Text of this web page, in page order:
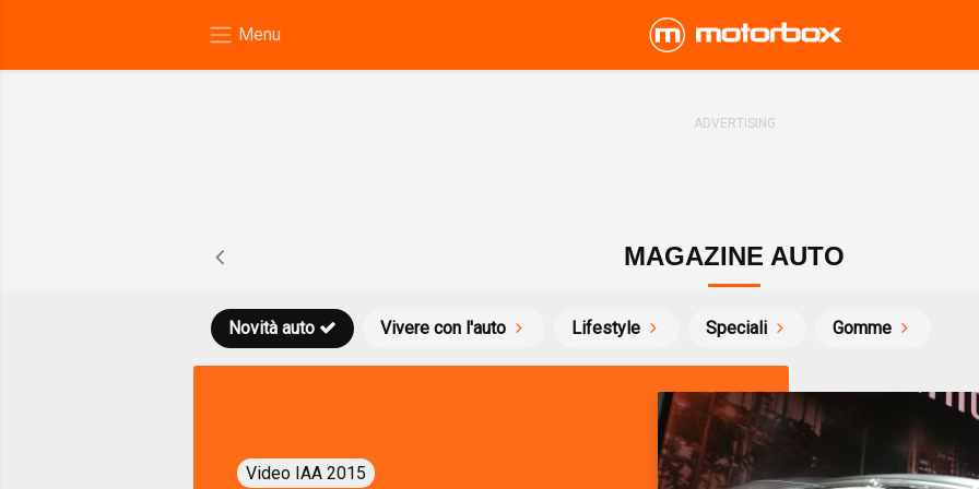
MAGAZINE AUTO
Novità auto Vivere con l'auto Lifestyle Speciali Gomme
Video IAA 2015